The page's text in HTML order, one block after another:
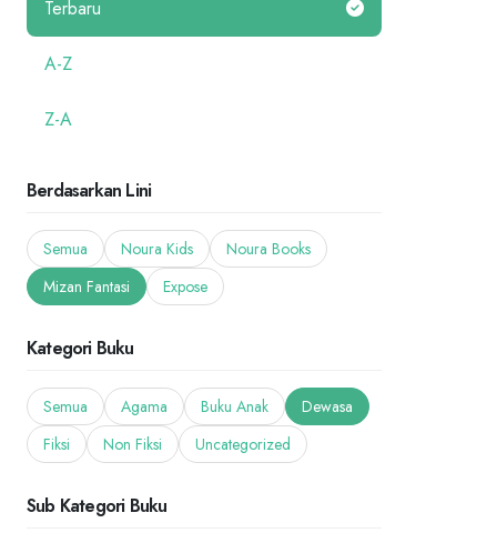
Terbaru
A-Z
Z-A
Berdasarkan Lini
Semua Noura Kids
Noura Books
Mizan Fantasi
Expose
Kategori Buku
Semua Agama Buku Anak
Dewasa
Fiksi
Non Fiksi Uncategorized
Sub Kategori Buku